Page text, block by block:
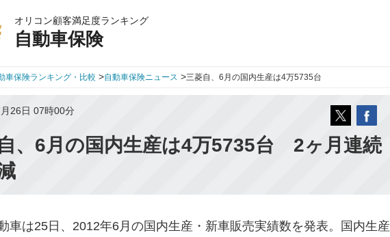
オリコン顧客満足度ランキング
自動車保険
車保険ランキング・比較 >自動車保険ニュース >三菱自、6月の国内生産は4万5735台
26日 07時00分
、6月の国内生産は4万5735台 2ヶ月連続
車は25日、2012年6月の国内生産・新車販売実績数を発表。国内生産